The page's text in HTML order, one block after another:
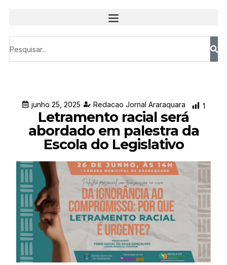
junho 25, 2025 Redacao Jornal Araraquara 1
Letramento racial será
abordado em palestra da
Escola do Legislativo